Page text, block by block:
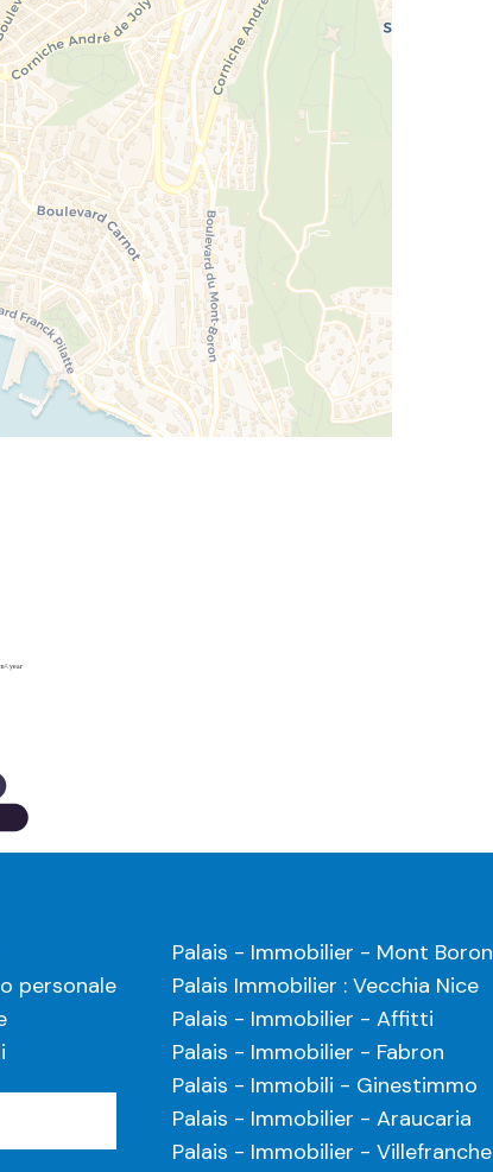
personale
Palais - Immobilier - Mont Boron
Palais Immobilier : Vecchia Nice
Palais - Immobilier - Affitti
Palais - Immobilier - Fabron
Palais - Immobili - Ginestimmo
Palais - Immobilier - Araucaria
Palais - Immobilier - Villefranche